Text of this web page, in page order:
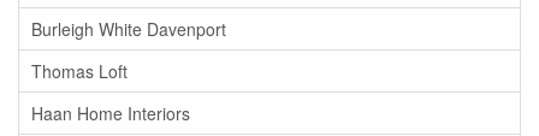
Burleigh White Davenport
Thomas Loft
Haan Home Interiors